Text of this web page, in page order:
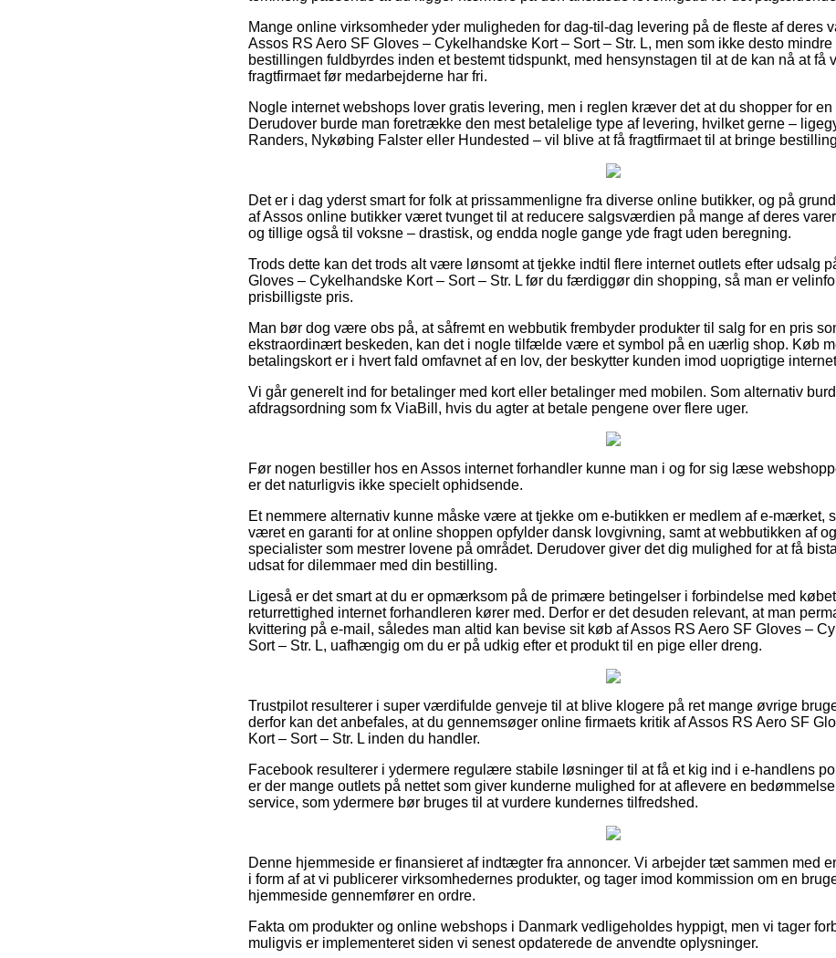
Mange online virksomheder yder muligheden for dag-til-dag levering på de fleste af deres
Assos RS Aero SF Gloves – Cykelhandske Kort – Sort – Str. L, men som ikke desto mindre
bestillingen fuldbyrdes inden et bestemt tidspunkt, med hensynstagen til at de kan nå at få
fragtfirmaet før medarbejderne har fri.
Nogle internet webshops lover gratis levering, men i reglen kræver det at du shopper for en
Derudover burde man foretrække den mest betalelige type af levering, hvilket gerne –
Randers, Nykøbing Falster eller Hundested – vil blive at få fragtfirmaet til at bringe
Det er i dag yderst smart for folk at prissammenligne fra diverse online butikker, og på
af Assos online butikker været tvunget til at reducere salgsværdien på mange af deres
og tillige også til voksne – drastisk, og endda nogle gange yde fragt uden beregning.
Trods dette kan det trods alt være lønsomt at tjekke indtil flere internet outlets efter udsalg
Gloves – Cykelhandske Kort – Sort – Str. L før du færdiggør din shopping, så man er
prisbilligste pris.
Man bør dog være obs på, at såfremt en webbutik frembyder produkter til salg for en pris
ekstraordinært beskeden, kan det i nogle tilfælde være et symbol på en uærlig shop. Køb
betalingskort er i hvert fald omfavnet af en lov, der beskytter kunden imod uoprigtige
Vi går generelt ind for betalinger med kort eller betalinger med mobilen. Som alternativ
afdragsordning som fx ViaBill, hvis du agter at betale pengene over flere uger.
Før nogen bestiller hos en Assos internet forhandler kunne man i og for sig læse
er det naturligvis ikke specielt ophidsende.
Et nemmere alternativ kunne måske være at tjekke om e-butikken er medlem af e-mærket,
været en garanti for at online shoppen opfylder dansk lovgivning, samt at webbutikken af
specialister som mestrer lovene på området. Derudover giver det dig mulighed for at få
udsat for dilemmaer med din bestilling.
Ligeså er det smart at du er opmærksom på de primære betingelser i forbindelse med
returrettighed internet forhandleren kører med. Derfor er det desuden relevant, at man
kvittering på e-mail, således man altid kan bevise sit køb af Assos RS Aero SF Gloves –
Sort – Str. L, uafhængig om du er på udkig efter et produkt til en pige eller dreng.
Trustpilot resulterer i super værdifulde genveje til at blive klogere på ret mange øvrige
derfor kan det anbefales, at du gennemsøger online firmaets kritik af Assos RS Aero SF
Kort – Sort – Str. L inden du handler.
Facebook resulterer i ydermere regulære stabile løsninger til at få et kig ind i e-handlens
er der mange outlets på nettet som giver kunderne mulighed for at aflevere en
service, som ydermere bør bruges til at vurdere kundernes tilfredshed.
Denne hjemmeside er finansieret af indtægter fra annoncer. Vi arbejder tæt sammen med
i form af at vi publicerer virksomhedernes produkter, og tager imod kommission om en
hjemmeside gennemfører en ordre.
Fakta om produkter og online webshops i Danmark vedligeholdes hyppigt, men vi tager
muligvis er implementeret siden vi senest opdaterede de anvendte oplysninger.